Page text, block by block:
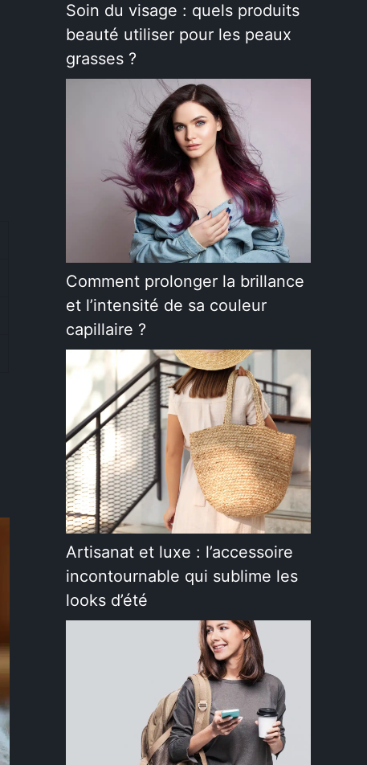
Soin du visage : quels produits
beauté utiliser pour les peaux
grasses ?
Comment prolonger la brillance
et l’intensité de sa couleur
capillaire ?
Artisanat et luxe : l’accessoire
incontournable qui sublime les
looks d’été